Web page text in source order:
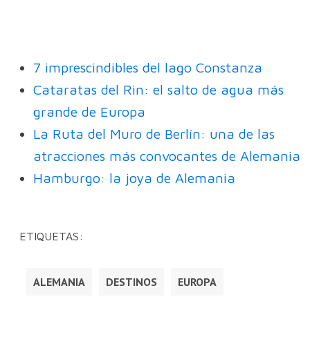
7 imprescindibles del lago Constanza
Cataratas del Rin: el salto de agua más
grande de Europa
La Ruta del Muro de Berlín: una de las
atracciones más convocantes de Alemania
Hamburgo: la joya de Alemania
ETIQUETAS:
ALEMANIA DESTINOS EUROPA